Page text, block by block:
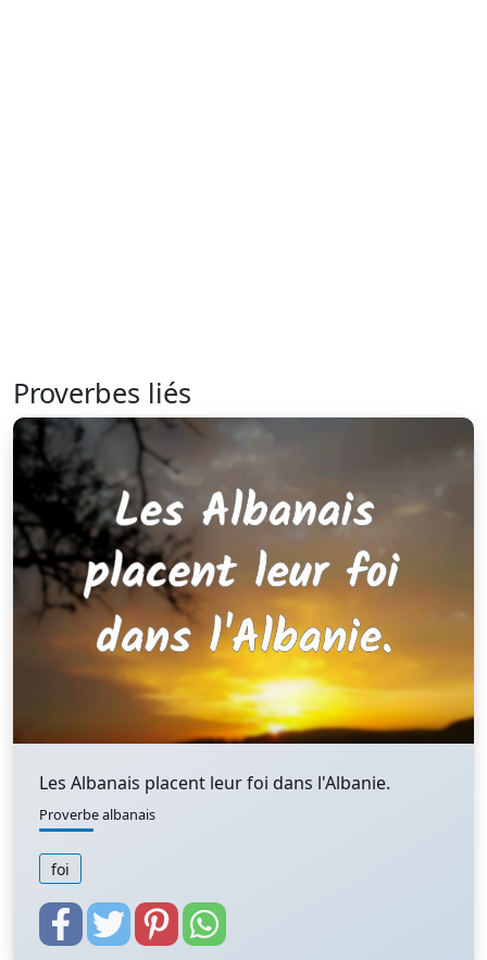
Proverbes liés
Les Albanais placent leur foi dans l'Albanie.
Proverbe albanais
foi